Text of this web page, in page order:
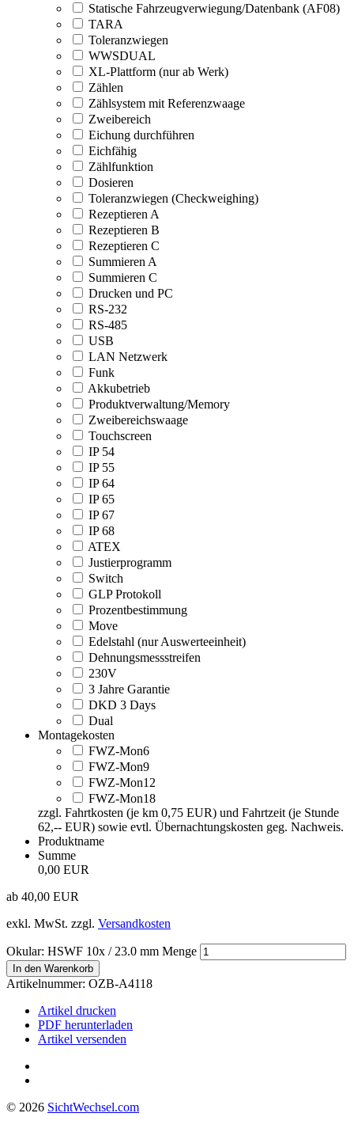
Statische Fahrzeugverwiegung/Datenbank (AF08)
TARA
Toleranzwiegen
WWSDUAL
XL-Plattform (nur ab Werk)
Zählen
Zählsystem mit Referenzwaage
Zweibereich
Eichung durchführen
Eichfähig
Zählfunktion
Dosieren
Toleranzwiegen (Checkweighing)
Rezeptieren A
Rezeptieren B
Rezeptieren C
Summieren A
Summieren C
Drucken und PC
RS-232
RS-485
USB
LAN Netzwerk
Funk
Akkubetrieb
Produktverwaltung/Memory
Zweibereichswaage
Touchscreen
IP 54
IP 55
IP 64
IP 65
IP 67
IP 68
ATEX
Justierprogramm
Switch
GLP Protokoll
Prozentbestimmung
Move
Edelstahl (nur Auswerteeinheit)
Dehnungsmessstreifen
230V
3 Jahre Garantie
DKD 3 Days
Dual
Montagekosten
FWZ-Mon6
FWZ-Mon9
FWZ-Mon12
FWZ-Mon18
zzgl. Fahrtkosten (je km 0,75 EUR) und Fahrtzeit (je Stunde
62,-- EUR) sowie evtl. Übernachtungskosten geg. Nachweis.
Produktname
Summe
0,00 EUR
ab 40,00 EUR
exkl. MwSt. zzgl. Versandkosten
Okular: HSWF 10x / 23.0 mm Menge
In den Warenkorb
Artikelnummer: OZB-A4118
Artikel drucken
PDF herunterladen
Artikel versenden
© 2026 SichtWechsel.com